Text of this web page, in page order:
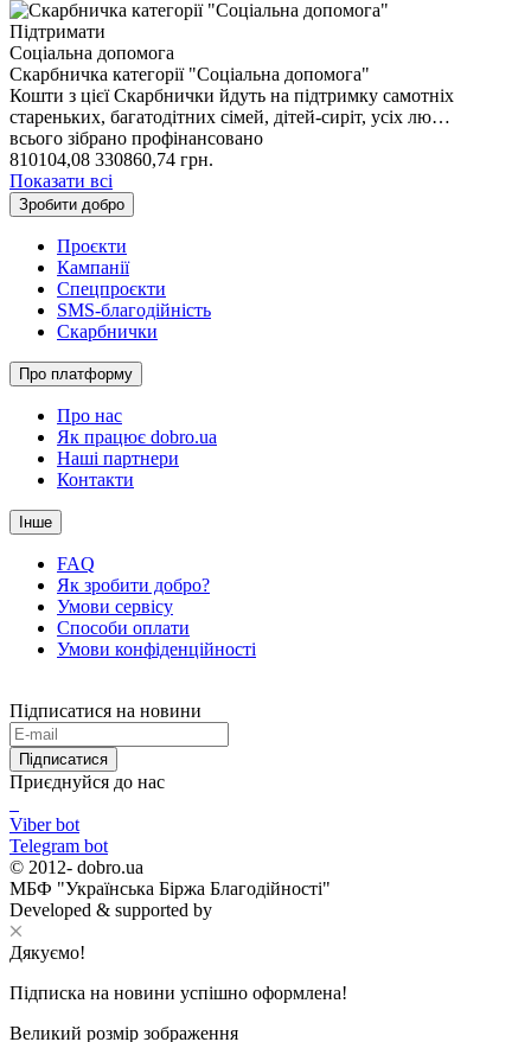
Підтримати
Соціальна допомога
Скарбничка категорії "Соціальна допомога"
Кошти з цієї Скарбнички йдуть на підтримку самотніх
стареньких, багатодітних сімей, дітей-сиріт, усіх лю…
всього зібрано профінансовано
810104,08 330860,74 грн.
Показати всі
Зробити добро
Проєкти
Кампанії
Спецпроєкти
SMS-благодійність
Скарбнички
Про платформу
Про нас
Як працює dobro.ua
Наші партнери
Контакти
Інше
FAQ
Як зробити добро?
Умови сервісу
Способи оплати
Умови конфіденційності
Підписатися на новини
Підписатися
Приєднуйся до нас
Viber bot
Telegram bot
© 2012- dobro.ua
МБФ "Українська Біржа Благодійності"
Developed & supported by
Дякуємо!
Підписка на новини успішно оформлена!
Великий розмір зображення